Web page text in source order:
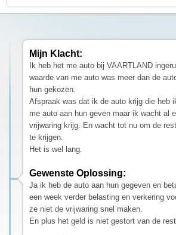
Mijn Klacht:
Ik heb het me auto bij VAARTLAND
waarde van me auto was meer dan de
hun gekozen.
Afspraak was dat ik de auto krijg die heb
me auto aan hun geven maar ik wacht al
vrijwaring krijg. En wacht tot nu om de
te krijgen.
Het is wel lang.
Gewenste Oplossing:
Ja ik heb de auto aan hun gegeven en
een week verder belasting en verkering
ze niet de vrijwaring snel maken.
En plus het geld is niet gestort van de